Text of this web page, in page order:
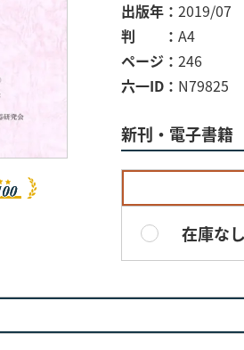
出版年
2019/07
判
A4
ページ
246
六一ID
N79825
新刊・電子書籍
在庫なし